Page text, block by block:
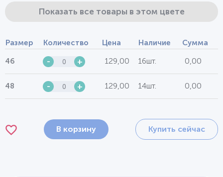
Показать все товары в этом цвете
Размер Количество Цена Наличие Сумма
46 - + 129,00 16шт. 0,00
48 - + 129,00 14шт. 0,00
В корзину Купить сейчас